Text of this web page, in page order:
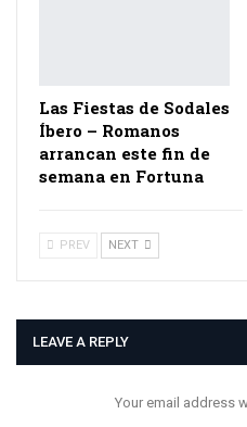
Las Fiestas de Sodales
Íbero – Romanos
arrancan este fin de
semana en Fortuna
PREV NEXT
LEAVE A REPLY
Your email address